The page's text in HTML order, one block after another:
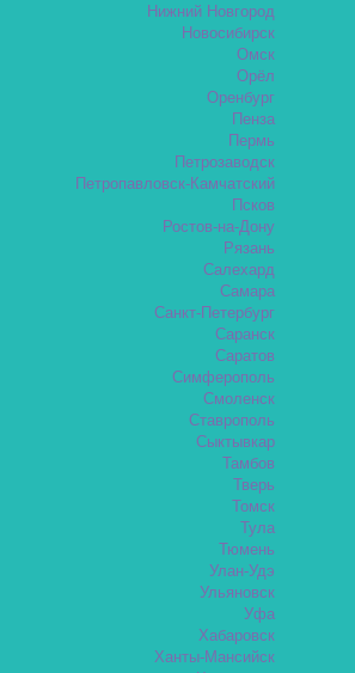
Нижний Новгород
Новосибирск
Омск
Орёл
Оренбург
Пенза
Пермь
Петрозаводск
Петропавловск-Камчатский
Псков
Ростов-на-Дону
Рязань
Салехард
Самара
Санкт-Петербург
Саранск
Саратов
Симферополь
Смоленск
Ставрополь
Сыктывкар
Тамбов
Тверь
Томск
Тула
Тюмень
Улан-Удэ
Ульяновск
Уфа
Хабаровск
Ханты-Мансийск